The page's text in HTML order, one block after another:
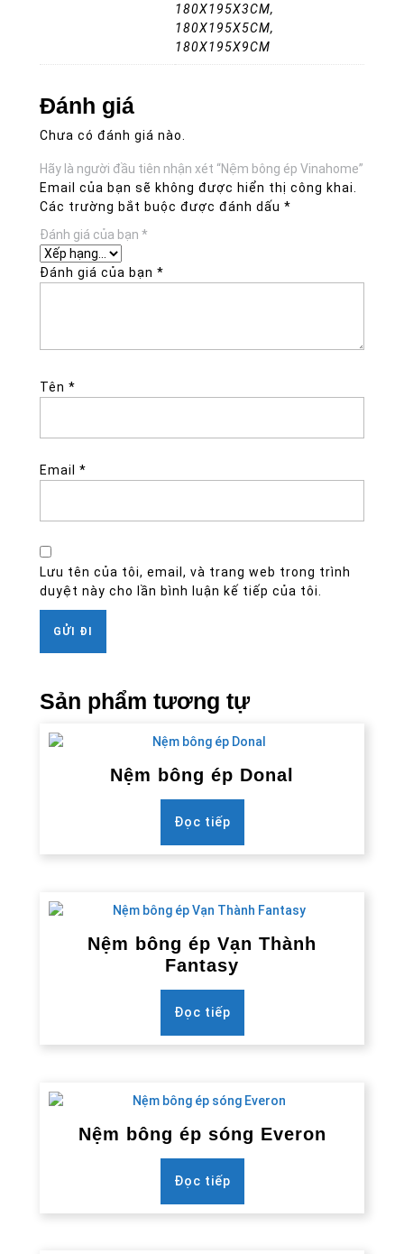
180X195X3CM,
180X195X5CM,
180X195X9CM
Đánh giá
Chưa có đánh giá nào.
Hãy là người đầu tiên nhận xét “Nệm bông ép Vinahome”
Email của bạn sẽ không được hiển thị công khai.
Các trường bắt buộc được đánh dấu *
Đánh giá của bạn *
Đánh giá của bạn *
Tên *
Email *
Lưu tên của tôi, email, và trang web trong trình
duyệt này cho lần bình luận kế tiếp của tôi.
Sản phẩm tương tự
Nệm bông ép Donal
Đọc tiếp
Nệm bông ép Vạn Thành
Fantasy
Đọc tiếp
Nệm bông ép sóng Everon
Đọc tiếp